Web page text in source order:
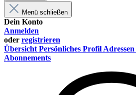
Menü schließen
Dein Konto
Anmelden
oder registrieren
Übersicht Persönliches Profil Adressen
Abonnements